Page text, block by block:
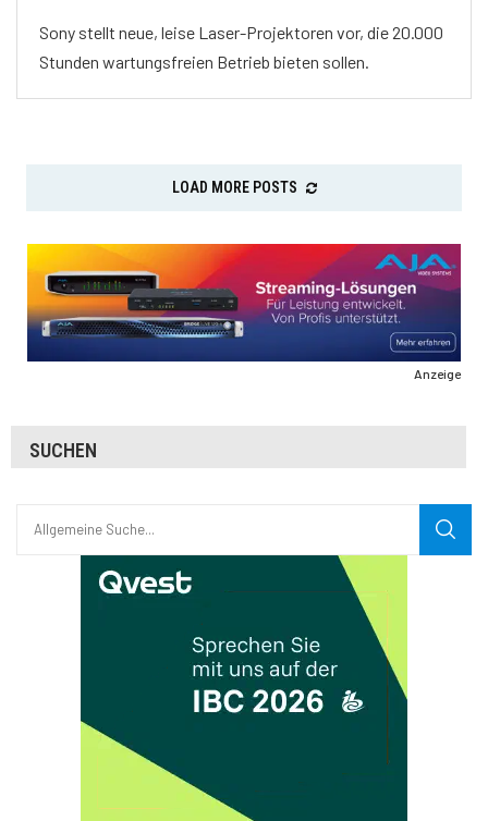
Sony stellt neue, leise Laser-Projektoren vor, die 20.000
Stunden wartungsfreien Betrieb bieten sollen.
LOAD MORE POSTS
Anzeige
SUCHEN